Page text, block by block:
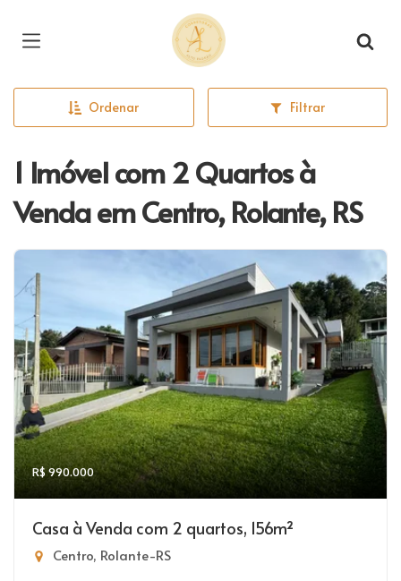
Página inicial
Ordenar Filtrar
1 Imóvel com 2 Quartos à
Venda em Centro, Rolante, RS
R$ 990.000
Casa à Venda com 2 quartos, 156m²
Centro, Rolante-RS